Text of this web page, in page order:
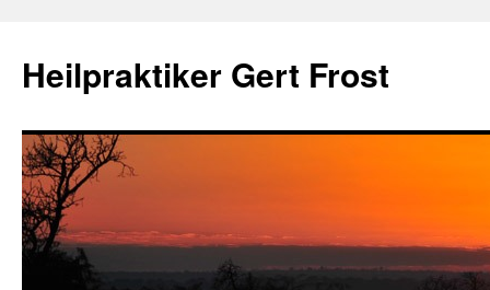
Heilpraktiker Gert Frost